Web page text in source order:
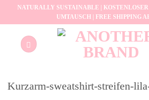
NATURALLY SUSTAINABLE |
UMTAUSCH | FREE SHIPPING
Kurzarm-sweatshirt-streifen-